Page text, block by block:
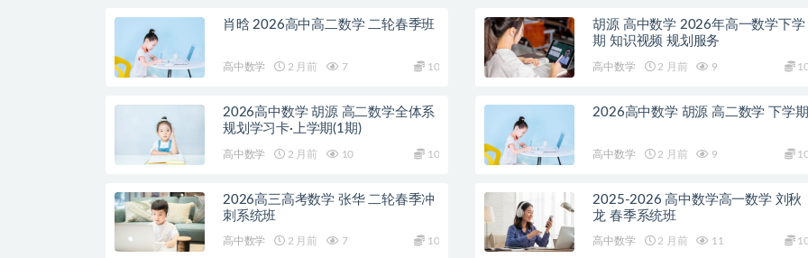
肖晗 2026高中高二数学 二轮春季班
高中数学 2 月前 7 10
胡源 高中数学 2026年高一数学下学
期 知识视频 规划服务
高中数学 2 月前 9
2026高中数学 胡源 高二数学全体系
规划学习卡·上学期(1期)
高中数学 2 月前 10 10
2026高中数学 胡源 高二数学 下学期
高中数学 2 月前 9
2026高三高考数学 张华 二轮春季冲
刺系统班
高中数学 2 月前 7 10
2025-2026 高中数学高一数学 刘秋
龙 春季系统班
高中数学 2 月前 11